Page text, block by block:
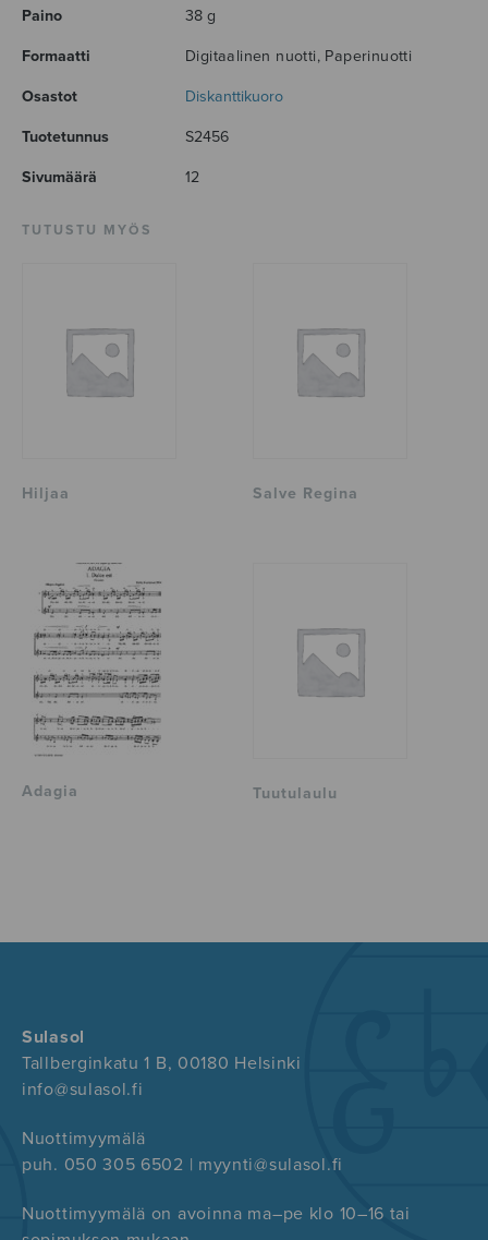
Paino 38 g
Formaatti Digitaalinen nuotti, Paperinuotti
Osastot Diskanttikuoro
Tuotetunnus S2456
Sivumäärä 12
TUTUSTU MYÖS
Hiljaa Salve Regina
Adagia Tuutulaulu
Sulasol
Tallberginkatu 1 B, 00180 Helsinki
info@sulasol.fi
Nuottimyymälä
puh. 050 305 6502 | myynti@sulasol.fi
Nuottimyymälä on avoinna ma–pe klo 10–16 tai